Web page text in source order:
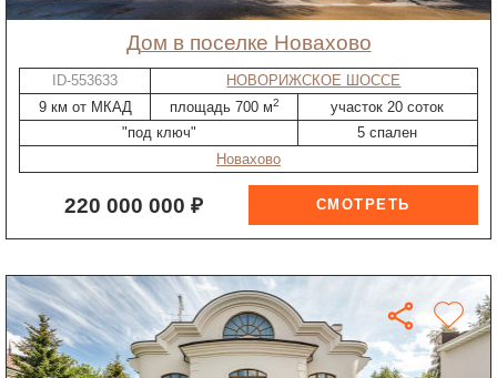
дом в поселке Новахово
ID-553633
НОВОРИЖСКОЕ ШОССЕ
9 км от МКАД
площадь 700 м2
участок 20 соток
"под ключ"
5 спален
Новахово
220 000 000 ₽